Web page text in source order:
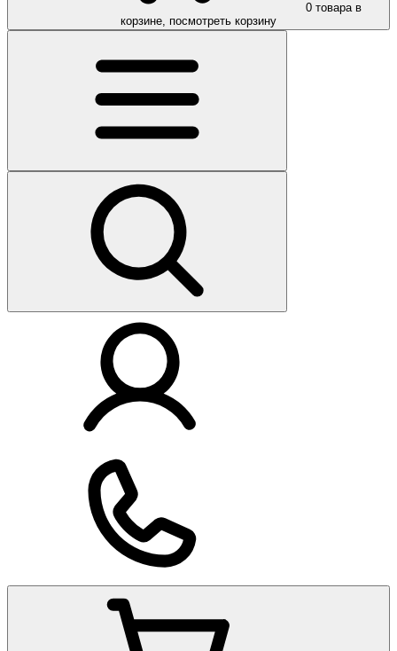
0 товара в
корзине, посмотреть корзину